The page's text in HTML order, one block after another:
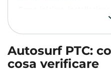
Vantaggi, limiti ed errori
Dove il metodo è più forte
Dove nascono più
Autosurf PTC:
cosa verificare